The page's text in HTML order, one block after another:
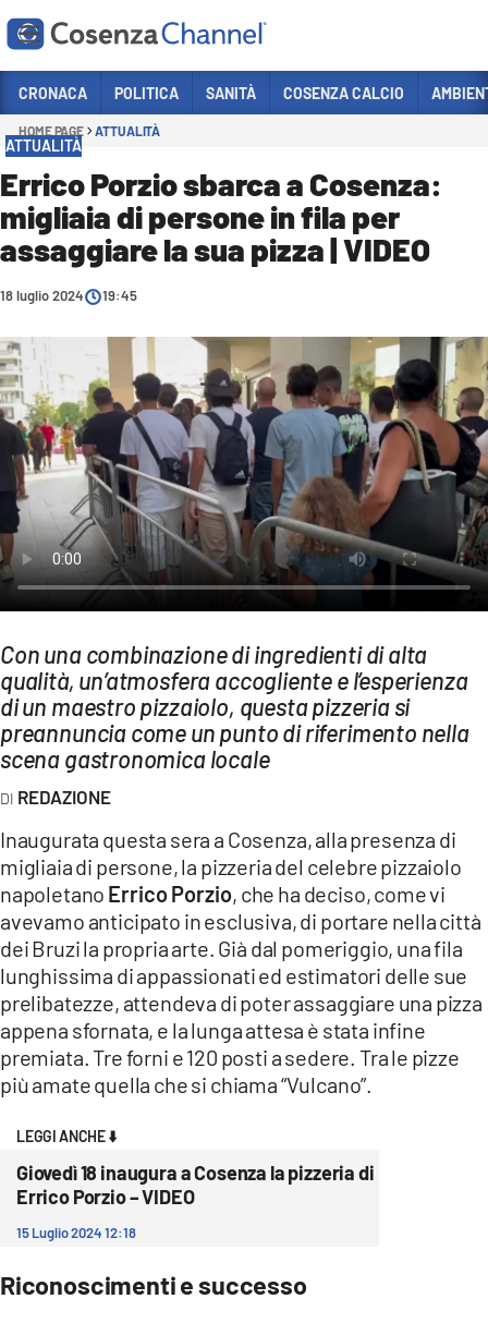
Sezioni
CRONACA
POLITICA
COSENZA CALCIO
ECONOMIA E LAVORO
SANITÀ
SPORT
CULTURA
AMBIENTE
Streaming
LAC TV
LAC ONAIR
LaC
Network
LACPLAY.IT
LACONAIR.IT
LACITYMAG.IT
ILREGGINO.IT
COSENZACHANNEL.IT
ILVIBONESE.IT
CATANZAROCHANNEL.IT
LACAPITALENEWS.IT
App
ANDROID
APPLE
CRONACA POLITICA SANITÀ COSENZA CALCIO
HOME PAGE ATTUALITÀ
ATTUALITÀ
Errico Porzio sbarca a Cosenza:
migliaia di persone in fila per
assaggiare la sua pizza | VIDEO
18 luglio 2024 19:45
Con una combinazione di ingredienti di alta
qualità, un’atmosfera accogliente e l’esperienza
di un maestro pizzaiolo, questa pizzeria si
preannuncia come un punto di riferimento nella
scena gastronomica locale
REDAZIONE
Inaugurata questa sera a Cosenza, alla presenza di
migliaia di persone, la pizzeria del celebre pizzaiolo
napoletano Errico Porzio, che ha deciso, come vi
avevamo anticipato in esclusiva, di portare nella città
dei Bruzi la propria arte. Già dal pomeriggio, una fila
lunghissima di appassionati ed estimatori delle sue
prelibatezze, attendeva di poter assaggiare una pizza
appena sfornata, e la lunga attesa è stata infine
premiata. Tre forni e 120 posti a sedere. Tra le pizze
più amate quella che si chiama “Vulcano”.
LEGGI ANCHE ⬇️
Giovedì 18 inaugura a Cosenza la pizzeria di
Errico Porzio – VIDEO
15 Luglio 2024 12:18
Riconoscimenti e successo